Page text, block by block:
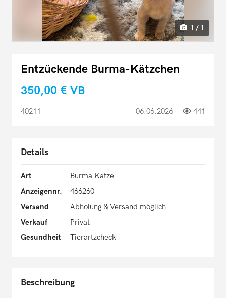
1 / 1
Entzückende Burma-Kätzchen
350,00 € VB
40211 06.06.2026 441
Details
Art
Burma Katze
Anzeigennr.
466260
Versand
Abholung & Versand möglich
Verkauf
Privat
Gesundheit
Tierartzcheck
Beschreibung